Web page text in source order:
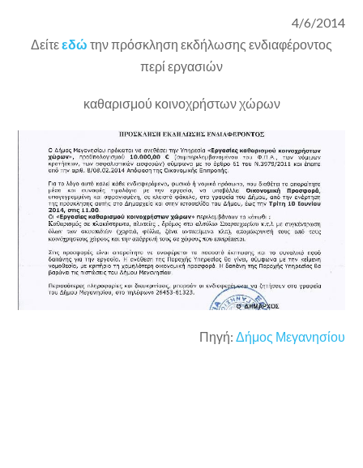
4/6/2014
Δείτεεδώ την πρόσκληση εκδήλωσης ενδιαφέροντος
περί εργασιών
καθαρισμού κοινοχρήστων χώρων
Πηγή: Δήμος Μεγανησίου